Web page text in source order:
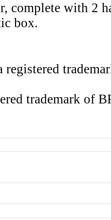
complete with 2
box.
trademark of